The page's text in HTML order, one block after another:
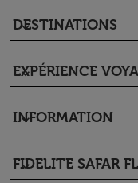
DESTINATIONS
keyboard_arrow_down
EXPÉRIENCE
keyboard_arrow_down
INFORMATION
keyboard_arrow_down
FIDELITE SAFAR
keyboard_arrow_down